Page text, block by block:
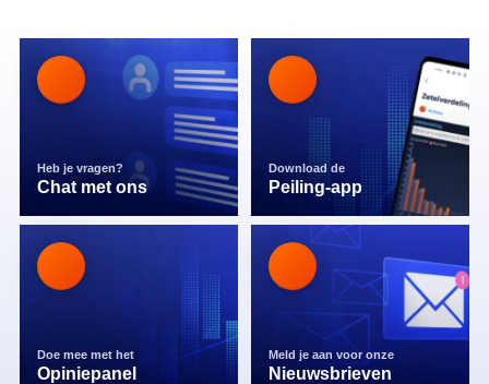
Heb je vragen?
Chat met ons
Download de
Peiling-app
Doe mee met het
Opiniepanel
Meld je aan voor onze
Nieuwsbrieven